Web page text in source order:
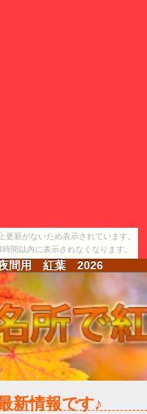
新がないため表示されています。
間以内に表示されなくなります。
間用 紅葉 2026
新情報です♪